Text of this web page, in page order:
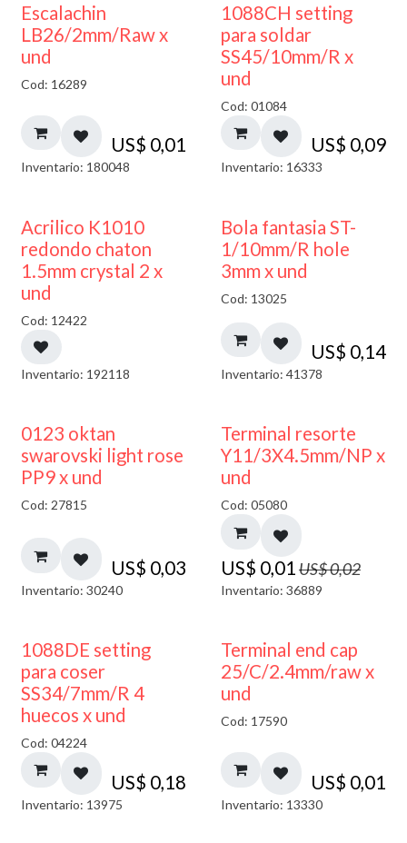
Escalachin
LB26/2mm/Raw x
und
Cod: 16289
US$ 0,01
Inventario: 180048
1088CH setting
para soldar
SS45/10mm/R x
und
Cod: 01084
US$ 0,09
Inventario: 16333
50% DESCUENTO
Acrilico K1010
redondo chaton
1.5mm crystal 2 x
und
Cod: 12422
Inventario: 192118
Bola fantasia ST-
1/10mm/R hole
3mm x und
Cod: 13025
US$ 0,14
Inventario: 41378
0123 oktan
swarovski light rose
PP9 x und
Cod: 27815
US$ 0,03
Inventario: 30240
50% DESCUENTO
Terminal resorte
Y11/3X4.5mm/NP x
und
Cod: 05080
US$ 0,01 US$0,02
Inventario: 36889
1088DE setting
para coser
SS34/7mm/R 4
huecos x und
Cod: 04224
US$ 0,18
Inventario: 13975
Terminal end cap
25/C/2.4mm/raw x
und
Cod: 17590
US$ 0,01
Inventario: 13330